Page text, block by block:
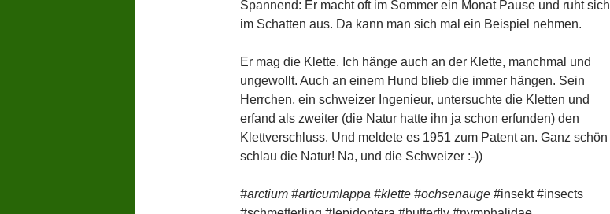
Spannend: Er macht oft im Sommer ein Monat Pause und ruht sich
im Schatten aus. Da kann man sich mal ein Beispiel nehmen.
Er mag die Klette. Ich hänge auch an der Klette, manchmal und
ungewollt. Auch an einem Hund blieb die immer hängen. Sein
Herrchen, ein schweizer Ingenieur, untersuchte die Kletten und
erfand als zweiter (die Natur hatte ihn ja schon erfunden) den
Klettverschluss. Und meldete es 1951 zum Patent an. Ganz schön
schlau die Natur! Na, und die Schweizer :-))
#arctium #articumlappa #klette #ochsenauge #insekt #insects